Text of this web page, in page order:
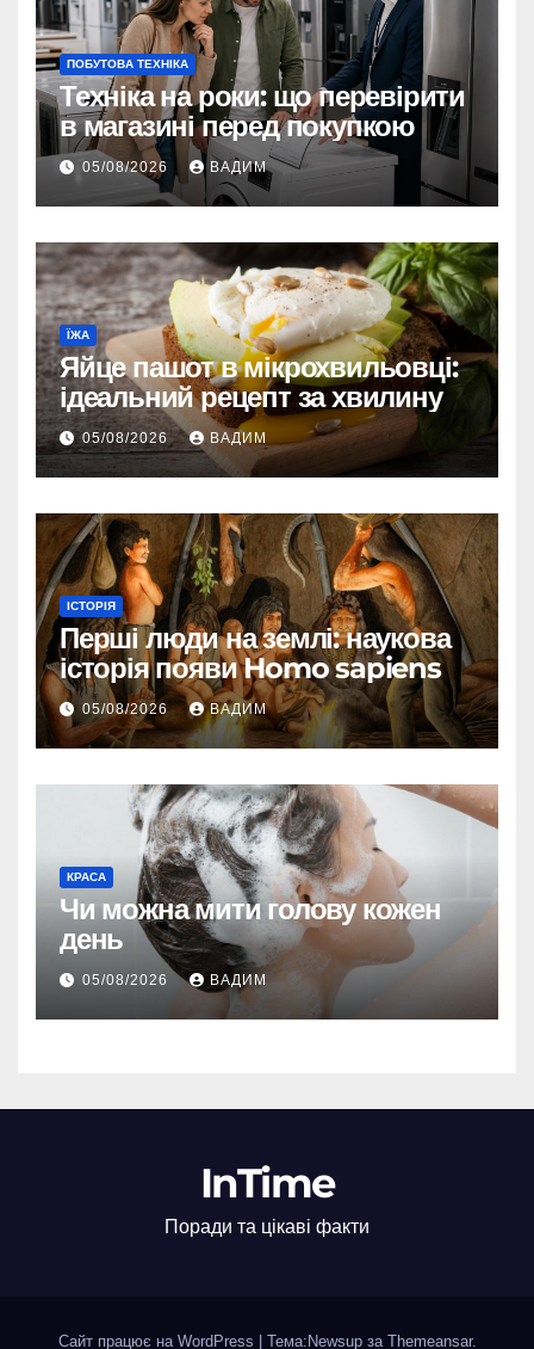
ПОБУТОВА ТЕХНІКА
Техніка на роки: що перевірити
в магазині перед покупкою
05/08/2026 ВАДИМ
ЇЖА
Яйце пашот в мікрохвильовці:
ідеальний рецепт за хвилину
05/08/2026 ВАДИМ
ІСТОРІЯ
Перші люди на землі: наукова
історія появи Homo sapiens
05/08/2026 ВАДИМ
КРАСА
Чи можна мити голову кожен
день
05/08/2026 ВАДИМ
InTime
Поради та цікаві факти
Сайт працює на WordPress Тема:Newsup за Themeansar.